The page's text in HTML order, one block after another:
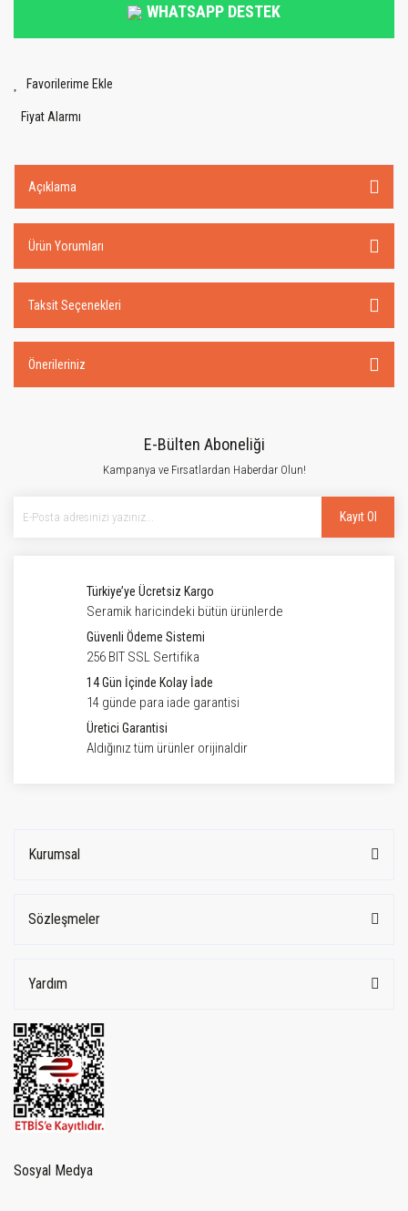
WHATSAPP DESTEK
Fiyat Alarmı
Açıklama
Ürün Yorumları
Taksit Seçenekleri
Önerileriniz
E-Bülten Aboneliği
Kampanya ve Fırsatlardan Haberdar Olun!
Kayıt Ol
Türkiye’ye Ücretsiz Kargo
Seramik haricindeki bütün ürünlerde
Güvenli Ödeme Sistemi
256 BIT SSL Sertifika
14 Gün İçinde Kolay İade
14 günde para iade garantisi
Üretici Garantisi
Aldığınız tüm ürünler orijinaldir
Kurumsal
Sözleşmeler
Yardım
Sosyal Medya